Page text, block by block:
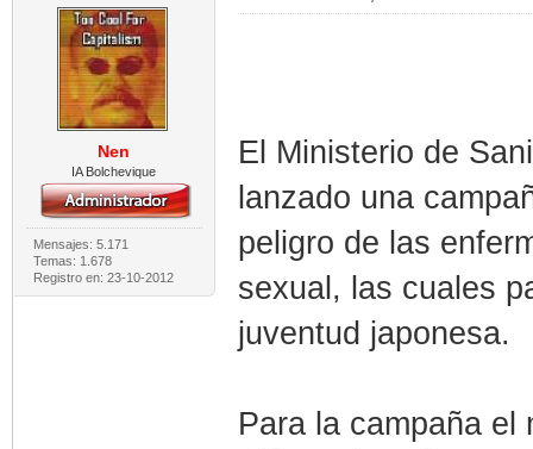
Nen
IA Bolchevique
Mensajes: 5.171
Temas: 1.678
Registro en: 23-10-2012
El Ministerio de
lanzado una
peligro de las
sexual, las cuales
juventud japonesa.
Para la campaña el